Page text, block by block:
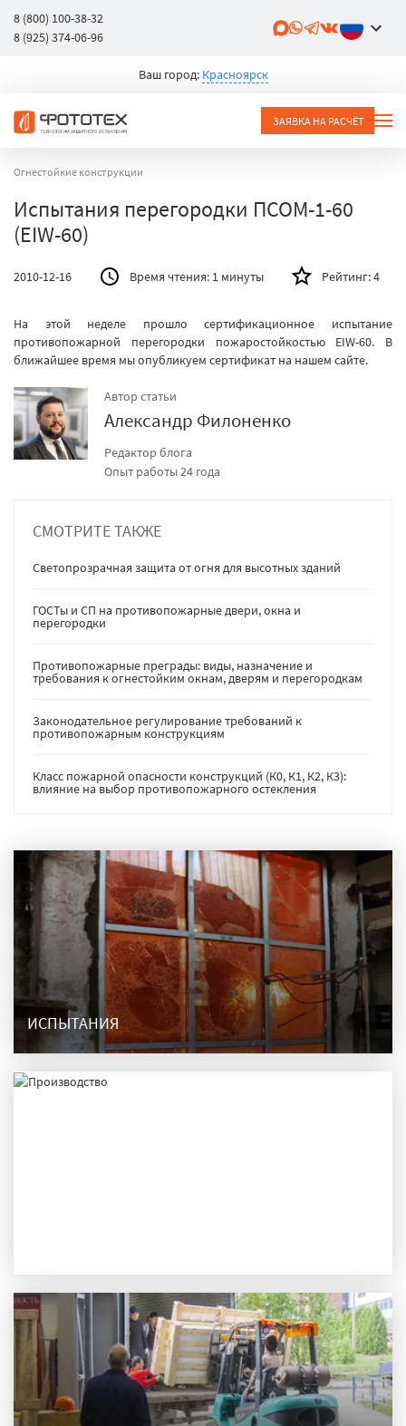
8 (800) 100-38-32
8 (925) 374-06-96
Ваш город: Красноярск
ЗАЯВКА НА РАСЧЁТ
Огнестойкие конструкции
Испытания перегородки ПСОМ-1-60
(EIW-60)
2010-12-16 Время чтения: 1 минуты Рейтинг:4
На этой неделе прошло сертификационное испытание
противопожарной перегородки пожаростойкостью EIW-60. В
ближайшее время мы опубликуем сертификат на нашем сайте.
Автор статьи
Александр Филоненко
Редактор блога
Опыт работы 24 года
СМОТРИТЕ ТАКЖЕ
Светопрозрачная защита от огня для высотных зданий
ГОСТы и СП на противопожарные двери, окна и
перегородки
Противопожарные преграды: виды, назначение и
требования к огнестойким окнам, дверям и перегородкам
Законодательное регулирование требований к
противопожарным конструкциям
Класс пожарной опасности конструкций (К0, К1, К2, К3):
влияние на выбор противопожарного остекления
ИСПЫТАНИЯ